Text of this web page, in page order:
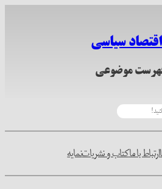
سیاسی
موضوعی
ارتباط با ماکتاب و نشریاتنمایه